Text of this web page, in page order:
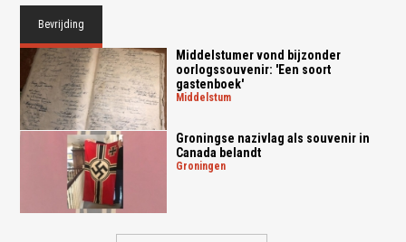
Bevrijding
Middelstumer vond bijzonder
oorlogssouvenir: 'Een soort
gastenboek'
middelstum
Groningse nazivlag als souvenir in
Canada belandt
groningen